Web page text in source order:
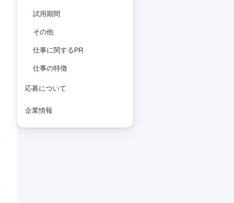
試用期間
その他
仕事に関するPR
仕事の特徴
応募について
企業情報